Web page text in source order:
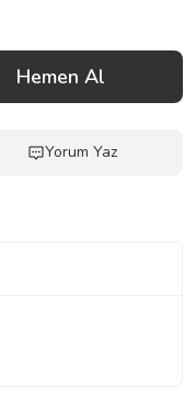
Hemen Al
Yorum Yaz